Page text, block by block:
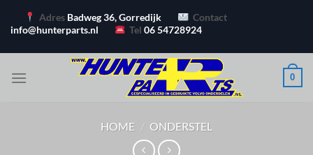
naar
Adres Badweg 36, Gorredijk
Contact
info@hunterparts.nl
Tel06 54728924
0
HOME / ONDERSTEL